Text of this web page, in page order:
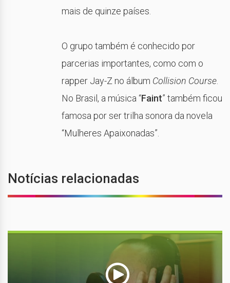
mais de quinze países.
O grupo também é conhecido por
parcerias importantes, como com o
rapper Jay-Z no álbum Collision Course.
No Brasil, a música “Faint” também ficou
famosa por ser trilha sonora da novela
“Mulheres Apaixonadas”.
Notícias relacionadas